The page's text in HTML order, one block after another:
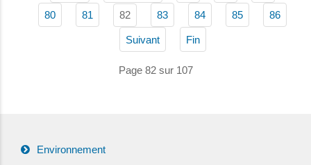
80 81 82 83 84 85 86
Suivant Fin
Page 82 sur 107
Environnement